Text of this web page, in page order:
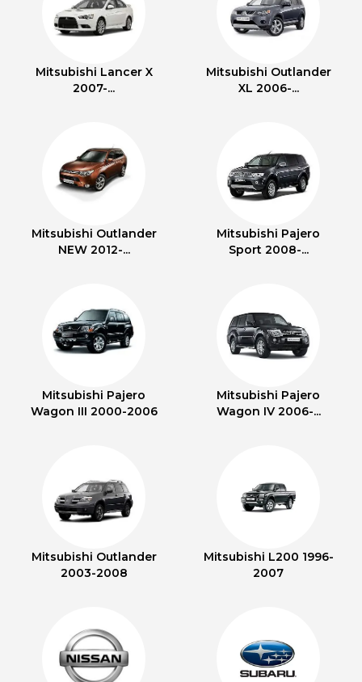
Mitsubishi Lancer X
2007-...
Mitsubishi Outlander
XL 2006-...
Mitsubishi Outlander
NEW 2012-...
Mitsubishi Pajero
Sport 2008-...
Mitsubishi Pajero
Wagon III 2000-2006
Mitsubishi Pajero
Wagon IV 2006-...
Mitsubishi Outlander
2003-2008
Mitsubishi L200 1996-
2007